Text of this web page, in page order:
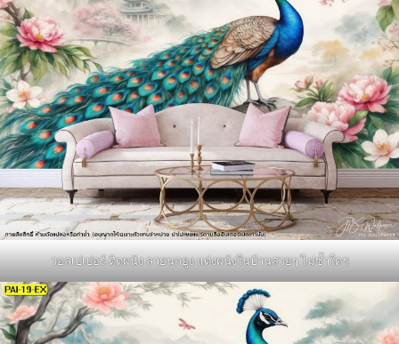
วอลเปเปอร์ ติดผนัง ลายนกยูง แต่งผนังในบ้านสวยๆ ไม่ซ้ำใคร